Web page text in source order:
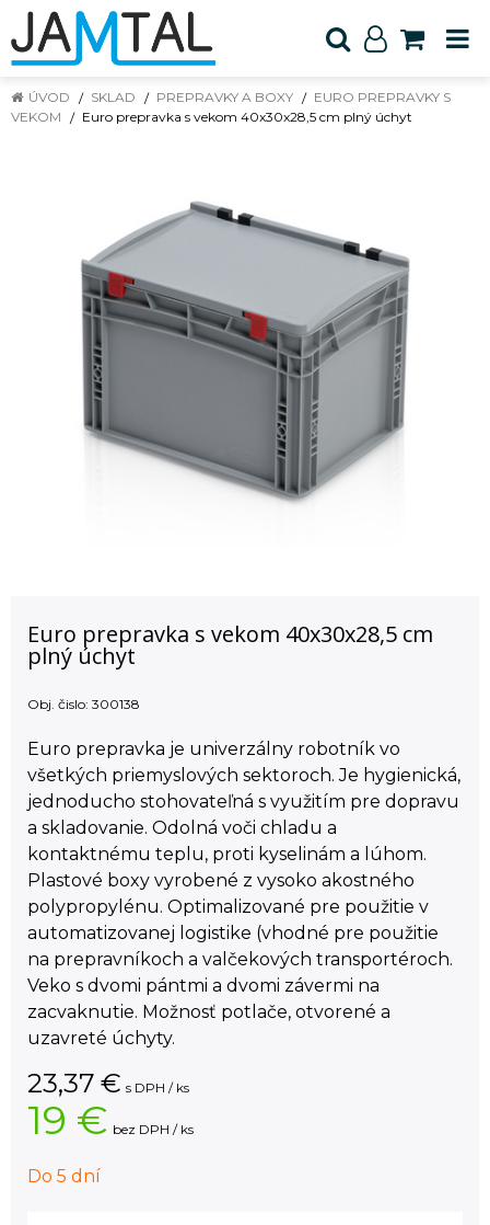
ÚVOD SKLAD PREPRAVKY A BOXY
EURO PREPRAVKY S
VEKOM
Euro prepravka s vekom 40x30x28,5 cm plný úchyt
Euro prepravka s vekom 40x30x28,5 cm
plný úchyt
Obj. čislo: 300138
Euro prepravka je univerzálny robotník vo
všetkých priemyslových sektoroch. Je hygienická,
jednoducho stohovateľná s využitím pre dopravu
a skladovanie. Odolná voči chladu a
kontaktnému teplu, proti kyselinám a lúhom.
Plastové boxy vyrobené z vysoko akostného
polypropylénu. Optimalizované pre použitie v
automatizovanej logistike (vhodné pre použitie
na prepravníkoch a valčekových transportéroch.
Veko s dvomi pántmi a dvomi závermi na
zacvaknutie. Možnosť potlače, otvorené a
uzavreté úchyty.
23,37 € s DPH / ks
19 € bez DPH / ks
Do 5 dní